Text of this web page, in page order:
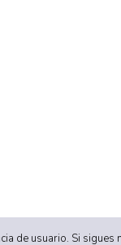
de usuario. Si